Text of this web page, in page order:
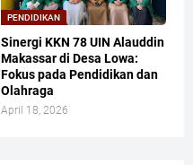
PENDIDIKAN
Sinergi KKN 78 UIN Alauddin
Makassar di Desa Lowa:
Fokus pada Pendidikan dan
Olahraga
April 18, 2026